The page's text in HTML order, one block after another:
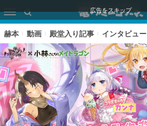
広告をスキップ
赫本 動画 殿堂入り記事 インタビュー